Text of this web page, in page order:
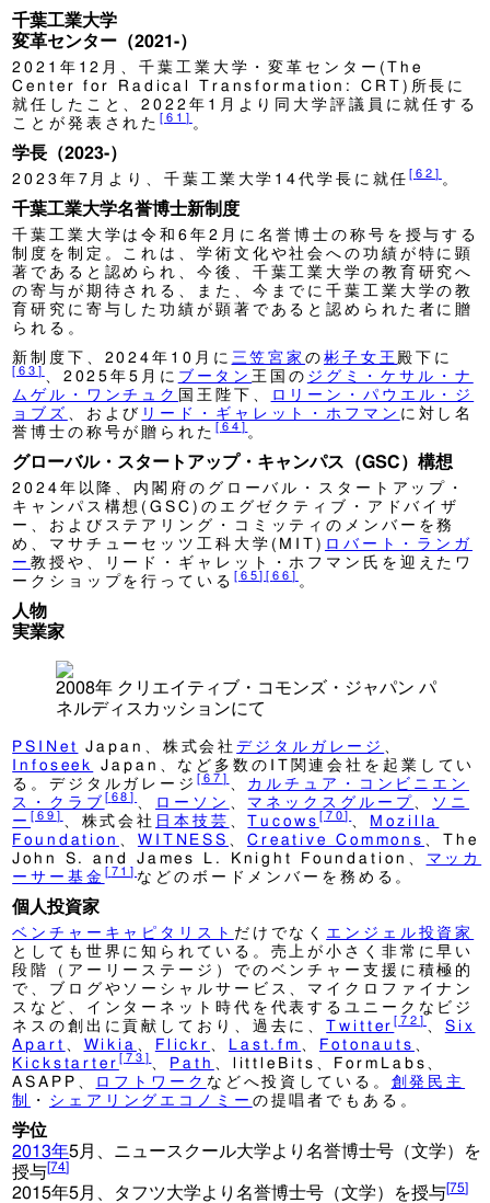
千葉工業大学
変革センター（2021-）
2021年12月、千葉工業大学・変革センター(The
Center for Radical Transformation: CRT)所長に
就任したこと、2022年1月より同大学評議員に就任する
ことが発表された[61 ] 。
学長（2023-）
2023年7月より、千葉工業大学14代学長に就任[62 ] 。
千葉工業大学名誉博士新制度
千葉工業大学は令和6年2月に名誉博士の称号を授与する
制度を制定。これは、学術文化や社会への功績が特に顕
著であると認められ、今後、千葉工業大学の教育研究へ
の寄与が期待される、また、今までに千葉工業大学の教
育研究に寄与した功績が顕著であると認められた者に贈
られる。
新制度下、2024年10月に 三笠宮家の 彬子女王 殿下に
[63 ] 、2025年5月に ブータン 王国の ジグミ・ケサル・ナ
ムゲル・ワンチュク 国王陛下、
ロリーン・パウエル・ジ
ョブズ
、および リード・ギャレット・ホフマン に対し名
誉博士の称号が贈られた[ 64 ] 。
グローバル・スタートアップ・キャンパス（GSC）構想
2024年以降、内閣府のグローバル・スタートアップ・
キャンパス構想(GSC)のエグゼクティブ・アドバイザ
ー、およびステアリング・コミッティのメンバーを務
め、マサチューセッツ工科大学(MIT) ロバート・ランガ
ー教授や、リード・ギャレット・ホフマン氏を迎えたワ
ークショップを行っている [ 65] [66 ] 。
人物
実業家
2008年 クリエイティブ・コモンズ・ジャパン パ
ネルディスカッションにて
PSINet Japan、株式会社デジタルガレージ
Infoseek
Japan、など多数のIT関連会社を起業してい
る。デジタルガレージ[ 67 ] 、 カルチュア・コンビニエン
ス・クラブ [ 68] 、 ローソン マネックスグループ
ソニ
ー[ 69 ] 、株式会社 日本技芸 、Tucows [ 70] 、 Mozilla
Foundation
WITNESS Creative Commons
、The
John S. and James L. Knight Foundation、 マッカ
ーサー基金 [ 71] などのボードメンバーを務める。
個人投資家
ベンチャーキャピタリスト だけでなく エンジェル投資家
としても世界に知られている。売上が小さく非常に早い
段階（アーリーステージ）でのベンチャー支援に積極的
で、ブログやソーシャルサービス、マイクロファイナン
スなど、インターネット時代を代表するユニークなビジ
ネスの創出に貢献しており、過去に、Twitter[72 ] 、 Six
Apart
Wikia Flickr Last.fm Fotonauts
Kickstarter[ 73 ] 、 Path
、littleBits、FormLabs、
ASAPP、
ロフトワーク などへ投資している。 創発民主
制
・ シェアリングエコノミー の提唱者でもある。
学位
2013年5月、ニュースクール大学より名誉博士号（文学）を
授与[74]
2015年5月、タフツ大学より名誉博士号（文学）を授与[75]